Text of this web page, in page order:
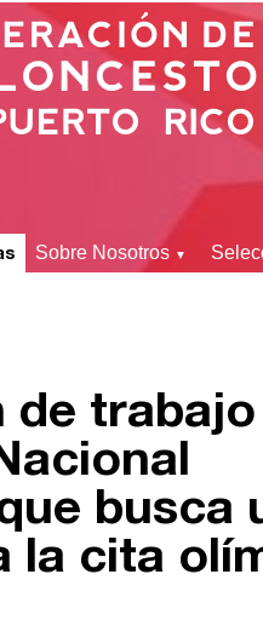
Sobre Nosotros ▼
de
busca
la cita